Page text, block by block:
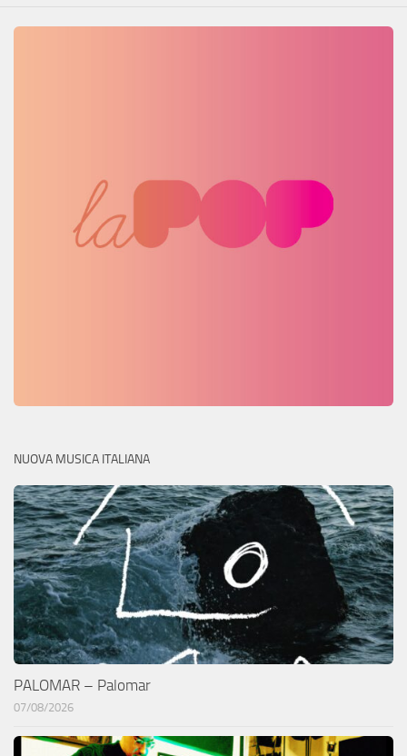
NUOVA MUSICA ITALIANA
PALOMAR – Palomar
07/08/2026